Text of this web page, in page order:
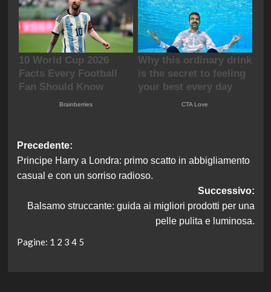
Navigazione
articolo
Precedente:
Principe Harry a Londra: primo scatto in abbigliamento
casual e con un sorriso radioso.
Successivo:
Balsamo struccante: guida ai migliori prodotti per una
pelle pulita e luminosa.
Pagine: 1 2 3 4 5